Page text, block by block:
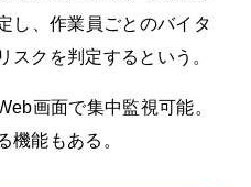
し、作業員ごとのバイタ
スクを判定するという。
画面で集中監視可能。
機能もある。